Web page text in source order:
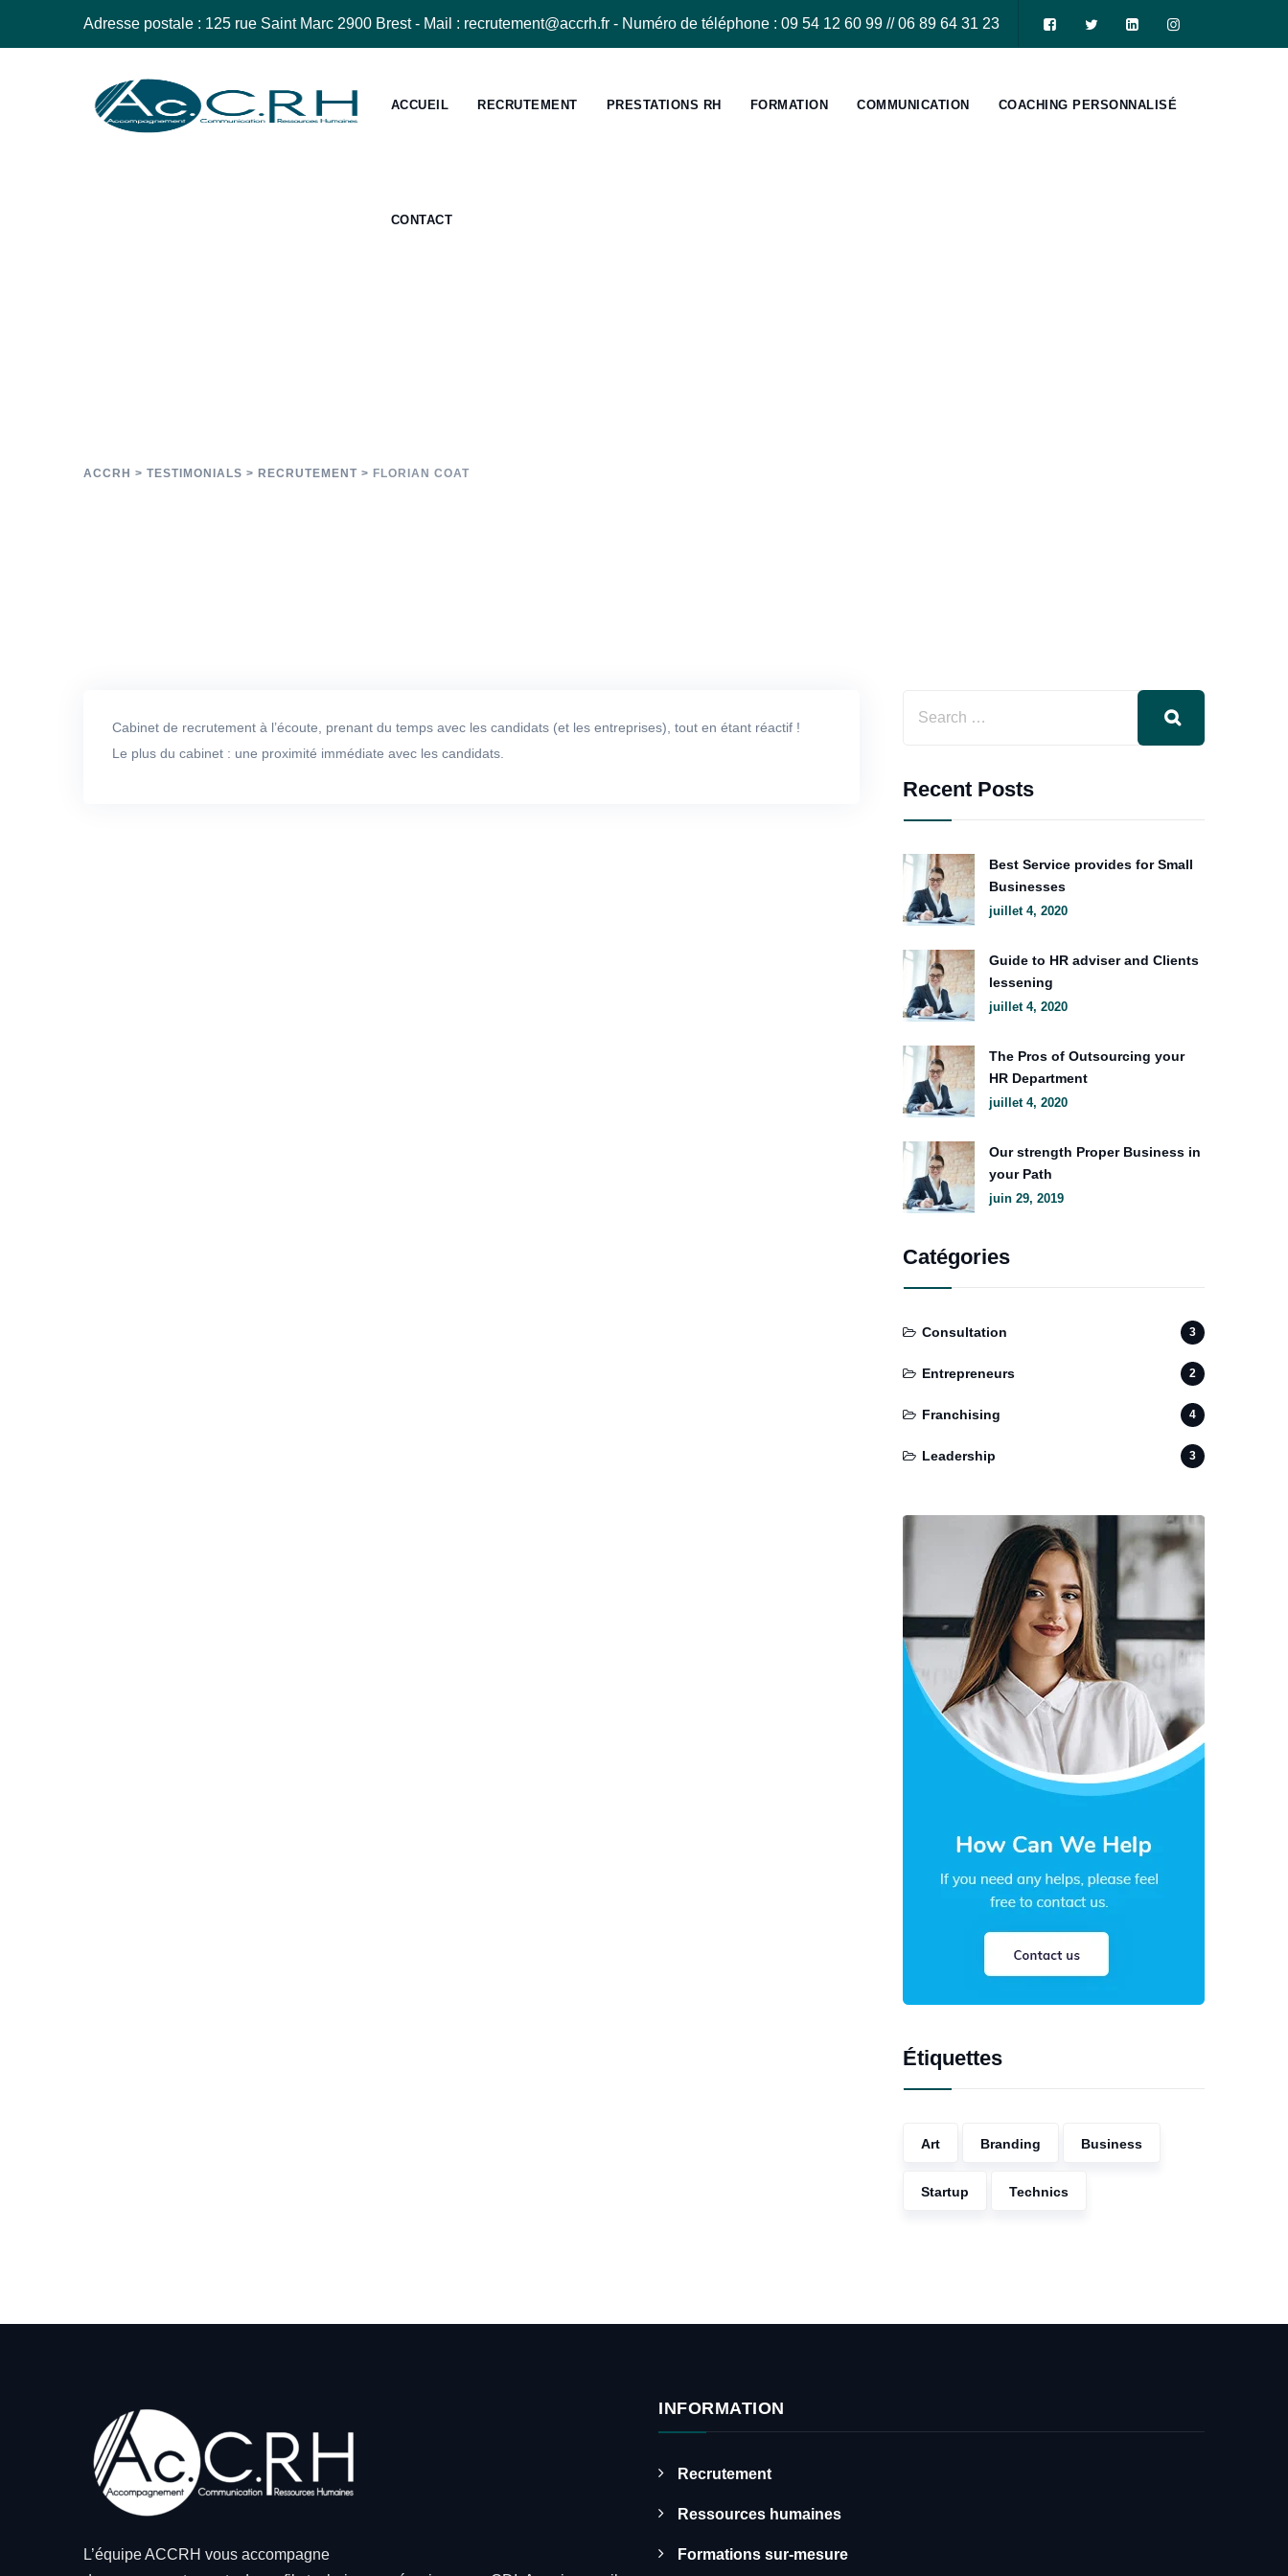
Adresse postale : 125 rue Saint Marc 2900 Brest - Mail : recrutement@accrh.fr - Numéro de téléphone : 09 54 12 60 99 // 06 89 64 31 23
ACCUEIL RECRUTEMENT PRESTATIONS RH FORMATION COMMUNICATION COACHING PERSONNALISÉ
CONTACT
ACCRH > TESTIMONIALS > RECRUTEMENT > FLORIAN COAT
Cabinet de recrutement à l’écoute, prenant du temps avec les candidats (et les entreprises), tout en étant réactif !
Le plus du cabinet : une proximité immédiate avec les candidats.
Recent Posts
Best Service provides for Small
Businesses
juillet 4, 2020
Guide to HR adviser and Clients
lessening
juillet 4, 2020
The Pros of Outsourcing your
HR Department
juillet 4, 2020
Our strength Proper Business in
your Path
juin 29, 2019
Catégories
Consultation 3
Entrepreneurs 2
Franchising 4
Leadership 3
Étiquettes
Art Branding Business
Startup Technics
L’équipe ACCRH vous accompagne
INFORMATION
Recrutement
Ressources humaines
Formations sur-mesure